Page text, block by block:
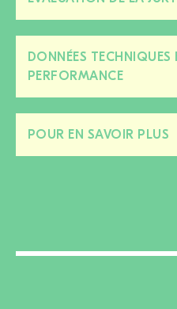
DONNÉES TECHNIQUES
PERFORMANCE
POUR EN SAVOIR PLUS